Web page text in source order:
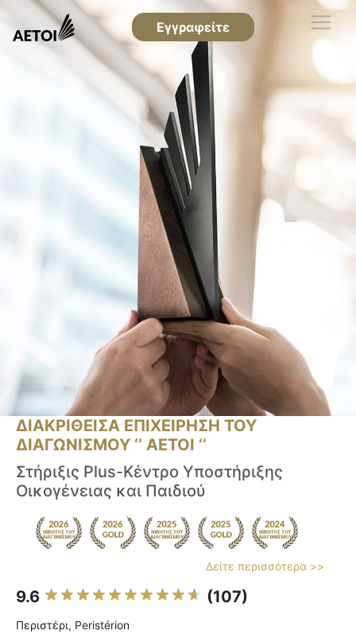
Εγγραφείτε
ΔΙΑΚΡΙΘΕΙΣΑ ΕΠΙΧΕΙΡΗΣΗ ΤΟΥ
ΔΙΑΓΩΝΙΣΜΟΥ ‘’ ΑΕΤΟΙ ‘’
Στήριξις Plus-Κέντρο Υποστήριξης
Οικογένειας και Παιδιού
Δείτε περισσότερα >>
9.6 (107)
Περιστέρι, Peristérion